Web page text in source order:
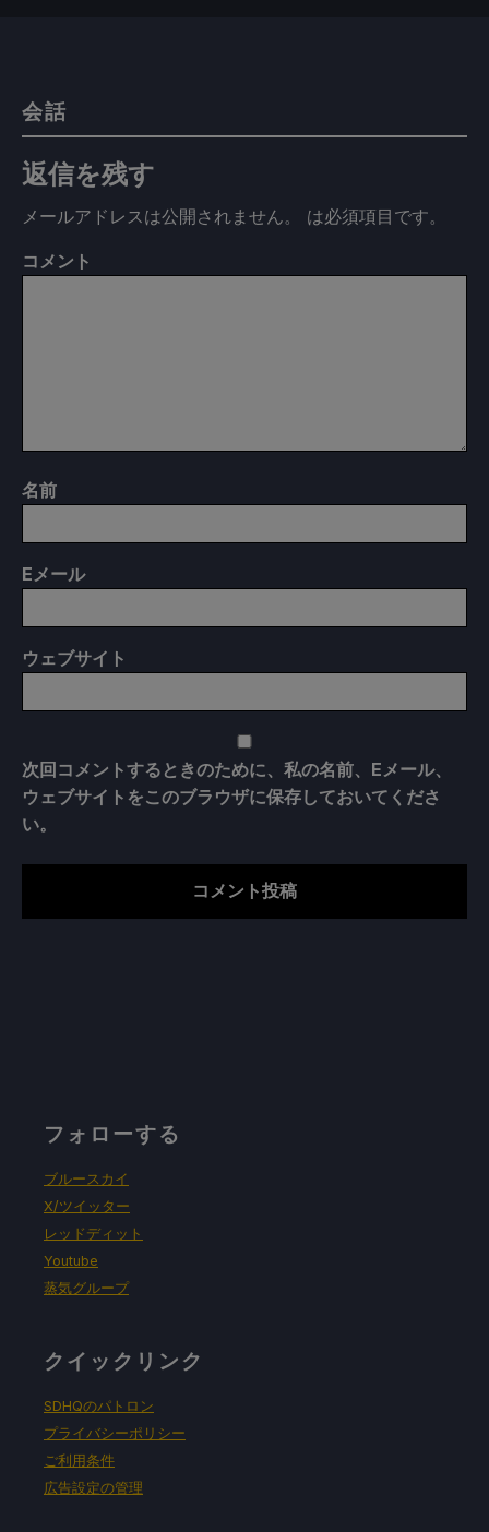
会話
返信を残す
メールアドレスは公開されません。 は必須項目です。
コメント
名前
E メール
ウェブサイト
次回コメントするときのために、私の名前、Eメール、
ウェブサイトをこのブラウザに保存しておいてくださ
い。
フォローする
ブルースカイ
X/ツイッター
レッドディット
Youtube
蒸気グループ
クイックリンク
SDHQのパトロン
プライバシーポリシー
ご利用条件
広告設定の管理